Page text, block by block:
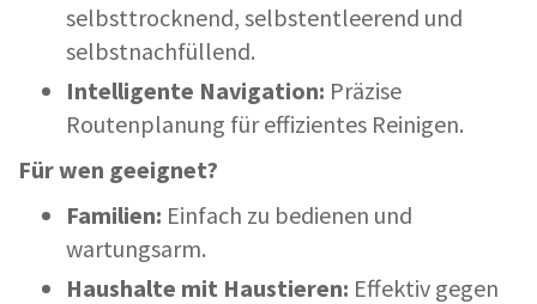
selbsttrocknend, selbstentleerend und
selbstnachfüllend.
Intelligente Navigation: Präzise
Routenplanung für effizientes Reinigen.
Für wen geeignet?
Familien: Einfach zu bedienen und
wartungsarm.
Haushalte mit Haustieren: Effektiv gegen